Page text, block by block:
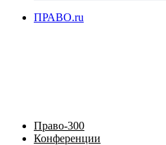
ПРАВО.ru
Право-300
Конференции